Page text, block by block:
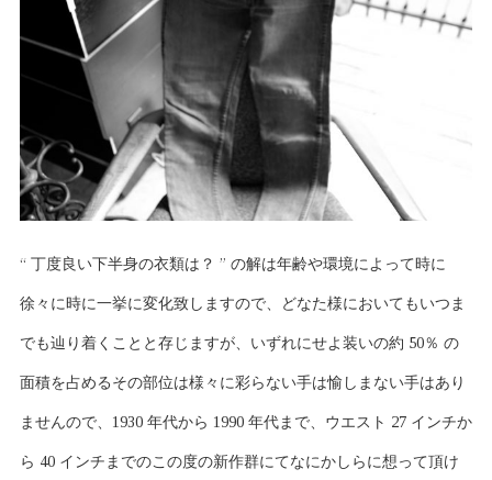
“ 丁度良い下半身の衣類は？ ” の解は年齢や環境によって時に
徐々に時に一挙に変化致しますので、どなた様においてもいつま
でも辿り着くことと存じますが、いずれにせよ装いの約 50％ の
面積を占めるその部位は様々に彩らない手は愉しまない手はあり
ませんので、1930 年代から 1990 年代まで、ウエスト 27 インチか
ら 40 インチまでのこの度の新作群にてなにかしらに想って頂け